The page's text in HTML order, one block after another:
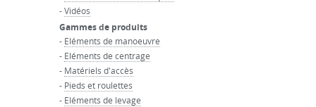
-Vidéos
Gammes de produits
- Eléments de manoeuvre
- Eléments de centrage
- Matériels d'accès
- Pieds et roulettes
- Eléments de levage